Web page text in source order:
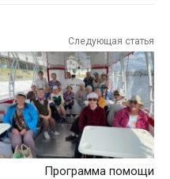
Следующая статья
Программа помощи